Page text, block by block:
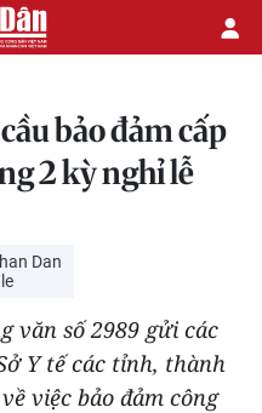
bảo đảm cấp
2 kỳ nghỉ lễ
Dan
văn số 2989 gửi các
Y tế các tỉnh, thành
việc bảo đảm công